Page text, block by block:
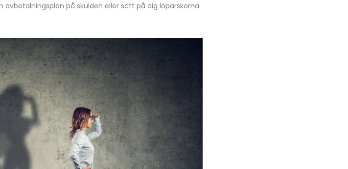
på skulden eller sätt på dig löparskorna